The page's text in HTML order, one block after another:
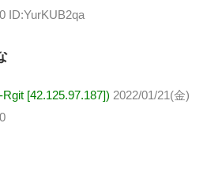
ID:YurKUB2qa
[42.125.97.187]) 2022/01/21(金)